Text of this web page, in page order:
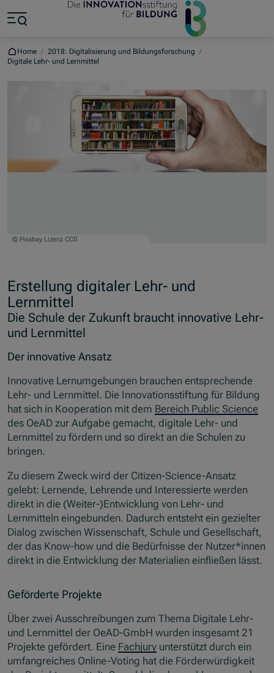
Jump to main content
Home / 2018: Digitalisierung und Bildungsforschung /
Digitale Lehr- und Lernmittel
© Pixabay Lizenz CC0
Erstellung digitaler Lehr- und
Lernmittel
Die Schule der Zukunft braucht innovative Lehr-
und Lernmittel
Der innovative Ansatz
Innovative Lernumgebungen brauchen entsprechende
Lehr- und Lernmittel. Die Innovationsstiftung für Bildung
hat sich in Kooperation mit dem Bereich Public Science
des OeAD zur Aufgabe gemacht, digitale Lehr- und
Lernmittel zu fördern und so direkt an die Schulen zu
bringen.
Zu diesem Zweck wird der Citizen-Science-Ansatz
gelebt: Lernende, Lehrende und Interessierte werden
direkt in die (Weiter-)Entwicklung von Lehr- und
Lernmitteln eingebunden. Dadurch entsteht ein gezielter
Dialog zwischen Wissenschaft, Schule und Gesellschaft,
der das Know-how und die Bedürfnisse der Nutzer*innen
direkt in die Entwicklung der Materialien einfließen lässt.
Geförderte Projekte
Über zwei Ausschreibungen zum Thema Digitale Lehr-
und Lernmittel der OeAD-GmbH wurden insgesamt 21
Projekte gefördert. Eine Fachjury unterstützt durch ein
umfangreiches Online-Voting hat die Förderwürdigkeit